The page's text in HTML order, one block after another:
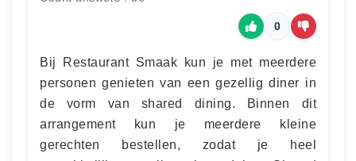
0
Bij Restaurant Smaak kun je met meerdere
personen genieten van een gezellig diner in
de vorm van shared dining. Binnen dit
arrangement kun je meerdere kleine
gerechten bestellen, zodat je heel